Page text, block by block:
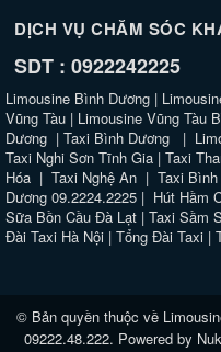
DỊCH VỤ CHĂM SÓC
SDT : 0922242225
Limousine Bình Dương |
Vũng Tàu | Limousine Vũng Tàu
Dương | Taxi Bình Dương |
Taxi Nghi Sơn Tĩnh Gia | Taxi
Hóa | Taxi Nghệ An | Taxi
Dương 09.2224.2225 | Hút Hầm
Sữa Bồn Cầu Đà Lạt | Taxi Sầm
Đài Taxi Hà Nội | Tổng Đài Taxi |
© Bản quyền thuộc về
09222.48.222. Powered by